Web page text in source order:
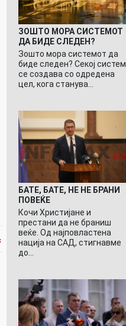
ЗОШТО МОРА СИСТЕМОТ
ДА БИДЕ СЛЕДЕН?
Зошто мора системот да
биде следен? Секој систем
се создава со одредена
цел, кога станува…
БАТЕ, БАТЕ, НЕ НЕ БРАНИ
ПОВЕЌЕ
Кочи Христијане и
престани да не браниш
веќе. Од најповластена
нација на САД, стигнавме
до…